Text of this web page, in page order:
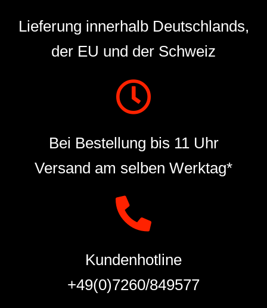
Lieferung innerhalb Deutschlands,
der EU und der Schweiz
Bei Bestellung bis 11 Uhr
Versand am selben Werktag*
Kundenhotline
+49(0)7260/849577